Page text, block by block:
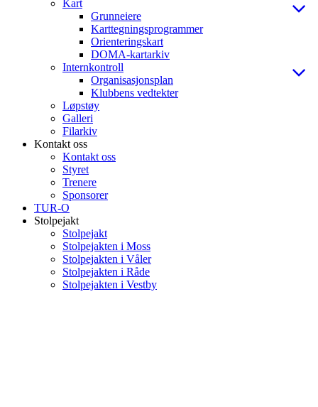
Kart
Grunneiere
Karttegningsprogrammer
Orienteringskart
DOMA-kartarkiv
Internkontroll
Organisasjonsplan
Klubbens vedtekter
Løpstøy
Galleri
Filarkiv
Kontakt oss
Kontakt oss
Styret
Trenere
Sponsorer
TUR-O
Stolpejakt
Stolpejakt
Stolpejakten i Moss
Stolpejakten i Våler
Stolpejakten i Råde
Stolpejakten i Vestby